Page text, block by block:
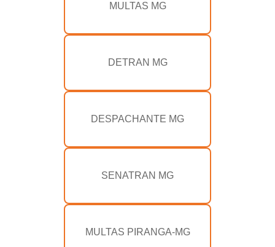
MULTAS MG
DETRAN MG
DESPACHANTE MG
SENATRAN MG
MULTAS PIRANGA-MG